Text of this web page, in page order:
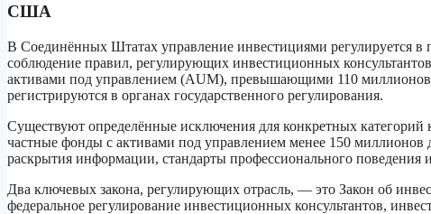
США
В Соединённых Штатах управление инвестициями регулируется
соблюдение правил, регулирующих инвестиционных
активами под управлением (AUM), превышающими 110
регистрируются в органах государственного регулирования.
Существуют определённые исключения для конкретных категорий
частные фонды с активами под управлением менее 150
раскрытия информации, стандарты профессионального
Два ключевых закона, регулирующих отрасль, — это Закон об
федеральное регулирование инвестиционных консультантов,